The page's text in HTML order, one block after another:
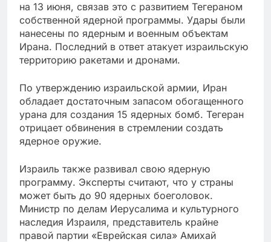
на 13 июня, связав это с развитием Тегераном
собственной ядерной программы. Удары были
нанесены по ядерным и военным объектам
Ирана. Последний в ответ атакует израильскую
территорию ракетами и дронами.
По утверждению израильской армии, Иран
обладает достаточным запасом обогащенного
урана для создания 15 ядерных бомб. Тегеран
отрицает обвинения в стремлении создать
ядерное оружие.
Израиль также развивал свою ядерную
программу. Эксперты считают, что у страны
может быть до 90 ядерных боеголовок.
Министр по делам Иерусалима и культурного
наследия Израиля, представитель крайне
правой партии «Еврейская сила» Амихай